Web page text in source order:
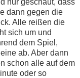
nur geschaut, dass
dann gegen die
Alle reißen die
sich um und
dem Spiel,
ab. Aber dann
schon alle auf dem
oder so